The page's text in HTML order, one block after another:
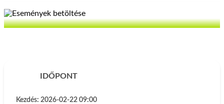
IDŐPONT
Kezdés: 2026-02-22 09:00